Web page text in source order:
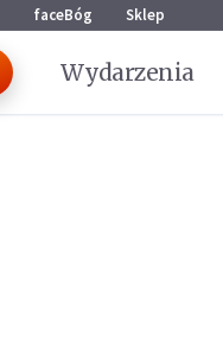
faceBóg Sklep
Wydarzenia